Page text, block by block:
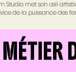
Studio met son œil
de la puissance des